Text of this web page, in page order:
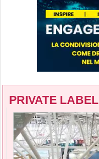
PRIVATE LABEL